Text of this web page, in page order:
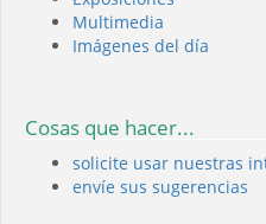
Multimedia
Imágenes del día
Cosas que hacer...
solicite usar nuestras
envíe sus sugerencias